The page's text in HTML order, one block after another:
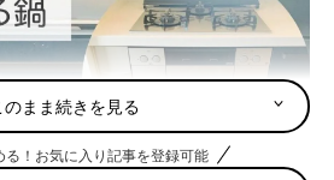
のまま続きを見る
る！お気に入り記事を登録可能